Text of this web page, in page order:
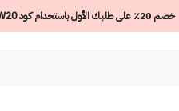
خصم 20٪ على طلبك الأول باستخدام كود NEW20